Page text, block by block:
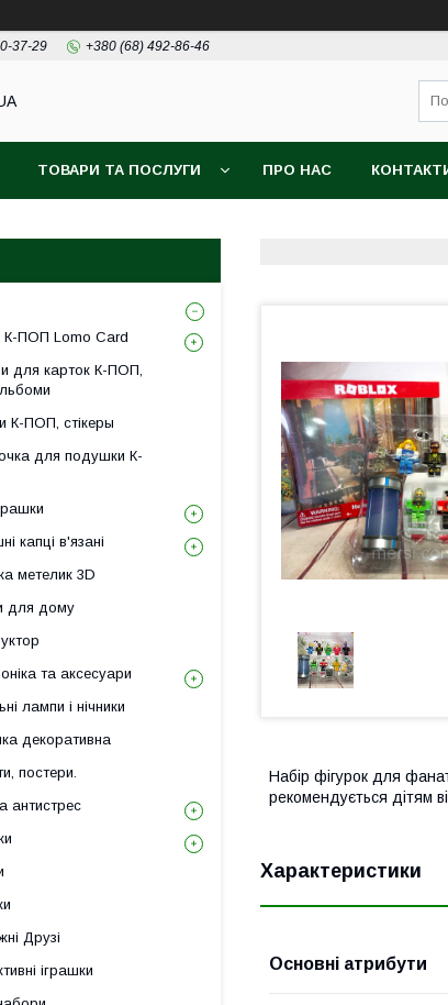
37-29 +380 (68) 492-86-46
ТОВАРИ ТА ПОСЛУГИ ПРО НАС
Набір фігурок для
рекомендується дітям
Характеристики
Основні атрибути
К-ПОП Lomo Card
для карток К-ПОП,
К-ПОП, стікеры
для подушки К-
капці в'язані
метелик 3D
для дому
та аксесуари
лампи і нічники
декоративна
постери.
антистрес
Друзі
іграшки